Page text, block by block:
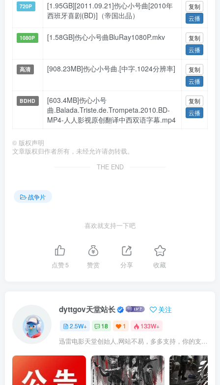
720P
[1.95GB][2011.09.21]伤心小号曲[2010年
西班牙喜剧(BD)]（帝国出品）
复制
云播
1080P [1.58GB]伤心小号曲BluRay1080P.mkv
复制
云播
高清 [908.23MB]伤心小号曲.[中字.1024分辨率]
复制
云播
BDHD
[603.4MB]伤心小号
曲.Balada.Triste.de.Trompeta.2010.BD-
MP4-人人影视原创翻译中西双语字幕.mp4
复制
云播
© 版权声明
文章版权归作者所有，未经允许请勿转载。
THE END
战争片
喜欢就支持一下吧
点赞5 赞赏 分享 收藏
dyttgov天堂站长 关注
2.5W+ 18 1 133W+
迅雷电影天堂创始人,网站不易，多多支持，你的支持，是我前进的动力！